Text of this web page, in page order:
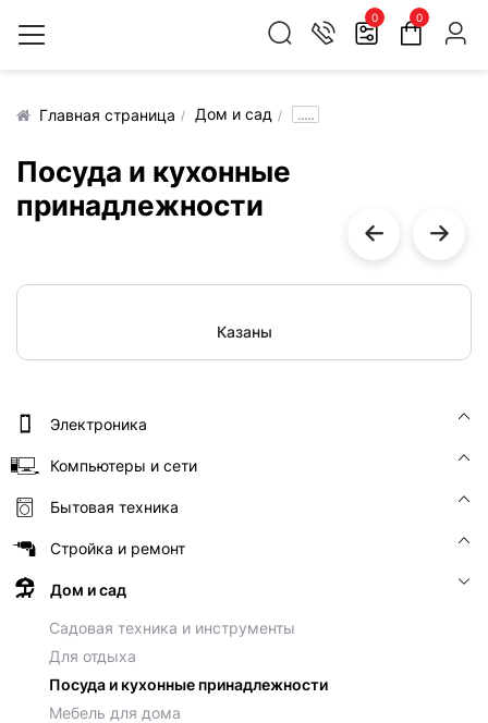
0 0
Главная страница Дом и сад .....
Посуда и кухонные
принадлежности
Казаны
Электроника
Компьютеры и сети
Бытовая техника
Стройка и ремонт
Дом и сад
Садовая техника и инструменты
Для отдыха
Посуда и кухонные принадлежности
Мебель для дома